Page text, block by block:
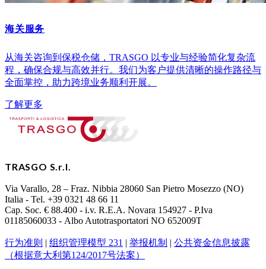
海关服务
从海关咨询到保税仓储，TRASGO 以专业与经验简化复杂流
程，确保合规与高效并行。我们为客户提供清晰的操作路径与
全面掌控，助力跨境业务顺利开展。
了解更多
TRASGO S.r.l.
Via Varallo, 28 – Fraz. Nibbia 28060 San Pietro Mosezzo (NO)
Italia - Tel. +39 0321 48 66 11
Cap. Soc. € 88.400 - i.v. R.E.A. Novara 154927 - P.Iva
01185060033 - Albo Autotrasportatori NO 652009T
行为准则 | 组织管理模型 231 | 举报机制 | 公共资金信息披露
（根据意大利第124/2017号法案）